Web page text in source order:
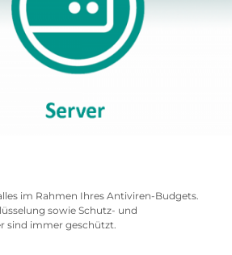
im Rahmen Ihres Antiviren-Budgets.
sowie Schutz- und
sind immer geschützt.